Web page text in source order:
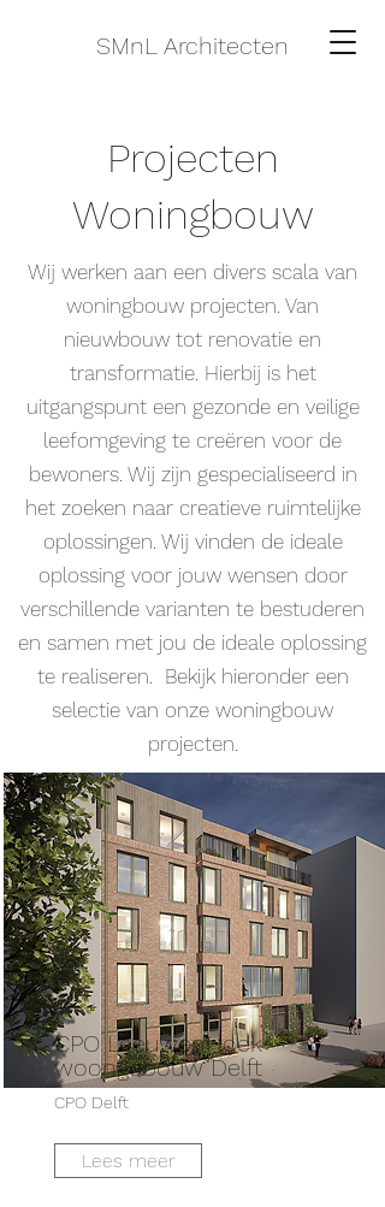
SMnL Architecten
Projecten
Woningbouw
Wij werken aan een divers scala van
woningbouw projecten. Van
nieuwbouw tot renovatie en
transformatie. Hierbij is het
uitgangspunt een gezonde en veilige
leefomgeving te creëren voor de
bewoners. Wij zijn gespecialiseerd in
het zoeken naar creatieve ruimtelijke
oplossingen. Wij vinden de ideale
oplossing voor jouw wensen door
verschillende varianten te bestuderen
en samen met jou de ideale oplossing
te realiseren. Bekijk hieronder een
selectie van onze woningbouw
projecten.
CPO LeeuwenHoek
woongebouw Delft
CPO Delft
Lees meer